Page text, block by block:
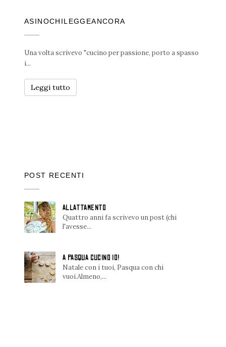
ASINOCHILEGGEANCORA
Una volta scrivevo "cucino per passione, porto a spasso
i...
Leggi tutto
POST RECENTI
ALLATTAMENTO
Quattro anni fa scrivevo un post (chi
l'avesse...
A PASQUA CUCINO IO!
Natale con i tuoi, Pasqua con chi
vuoi.Almeno,...